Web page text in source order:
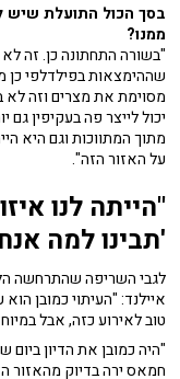
בסך הכול התועלת שיש
ממנו?
"בשורה התחתונה כן. זה
שההימצאות בפילדלפי
מסוימת את מצרים וזה לא
יכול לייצר פה בעקיפין
מתוך המתווכות וגם היא
על האזור הזה".
"הייתה לנו
'תבינו למה
לגבי השריפה שהתרחשה
איילנד: "העיתוי כמובן
טוב לאירוע כזה, אבל
"היה כמובן את הדיון ביום
חמאס ירה בדיוק מהאזור